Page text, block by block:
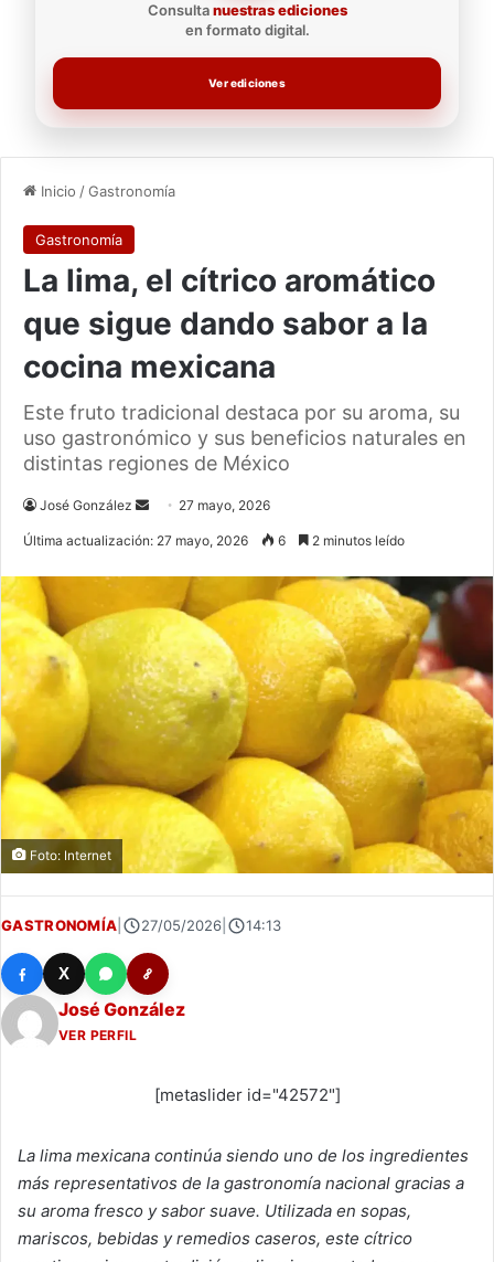
Consultanuestras ediciones
en formato digital.
Ver ediciones
Inicio /Gastronomía
Gastronomía
La lima, el cítrico aromático
que sigue dando sabor a la
cocina mexicana
Este fruto tradicional destaca por su aroma, su
uso gastronómico y sus beneficios naturales en
distintas regiones de México
José González
Send 27 mayo, 2026
Última actualización: 27 mayo, 2026 6 2 minutos leído
Foto: Internet
GASTRONOMÍA 27/05/2026 14:13
X
José González
VER PERFIL
[metaslider id="42572"]
La lima mexicana continúa siendo uno de los ingredientes
más representativos de la gastronomía nacional gracias a
su aroma fresco y sabor suave. Utilizada en sopas,
mariscos, bebidas y remedios caseros, este cítrico